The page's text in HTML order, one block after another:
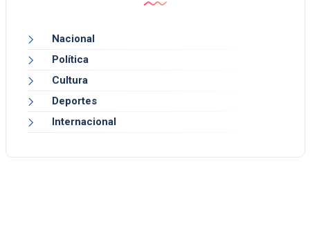
Nacional
Política
Cultura
Deportes
Internacional